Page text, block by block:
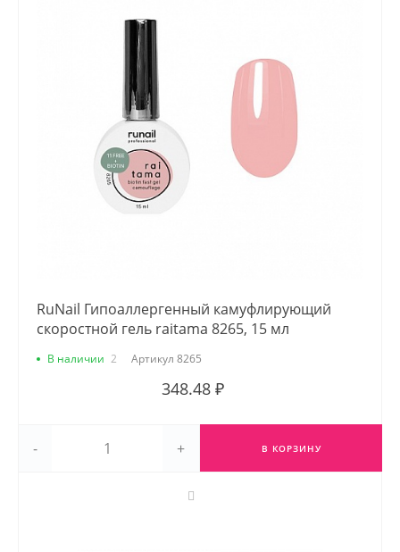
RuNail Гипоаллергенный камуфлирующий
скоростной гель raitama 8265, 15 мл
В наличии 2 Артикул 8265
348.48 ₽
- + В КОРЗИНУ